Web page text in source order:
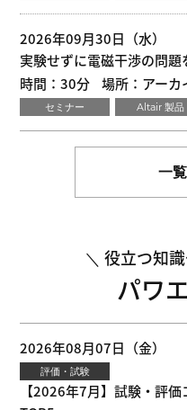
2026年09月30日（水）
実験せずに電磁干渉の問題
時間：30分
場所：アーカ
セミナー Altair 製品
一
役立つ知
パワ
2026年08月07日（金）
評価・試験
【2026年7月】試験・評